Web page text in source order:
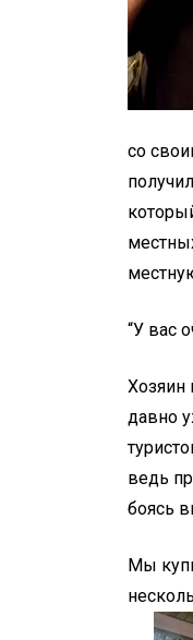
со
“У вас
Хозяин
давно
ведь
боясь
Мы